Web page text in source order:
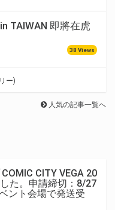
TAIWAN 即將在虎
38 Views
ー)
人気の記事一覧へ
CITY VEGA 20
た。申請締切：8/27
ント会場で発送受